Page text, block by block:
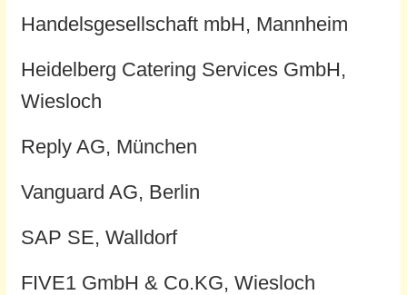
Handelsgesellschaft mbH, Mannheim
Heidelberg Catering Services GmbH,
Wiesloch
Reply AG, München
Vanguard AG, Berlin
SAP SE, Walldorf
FIVE1 GmbH & Co.KG, Wiesloch